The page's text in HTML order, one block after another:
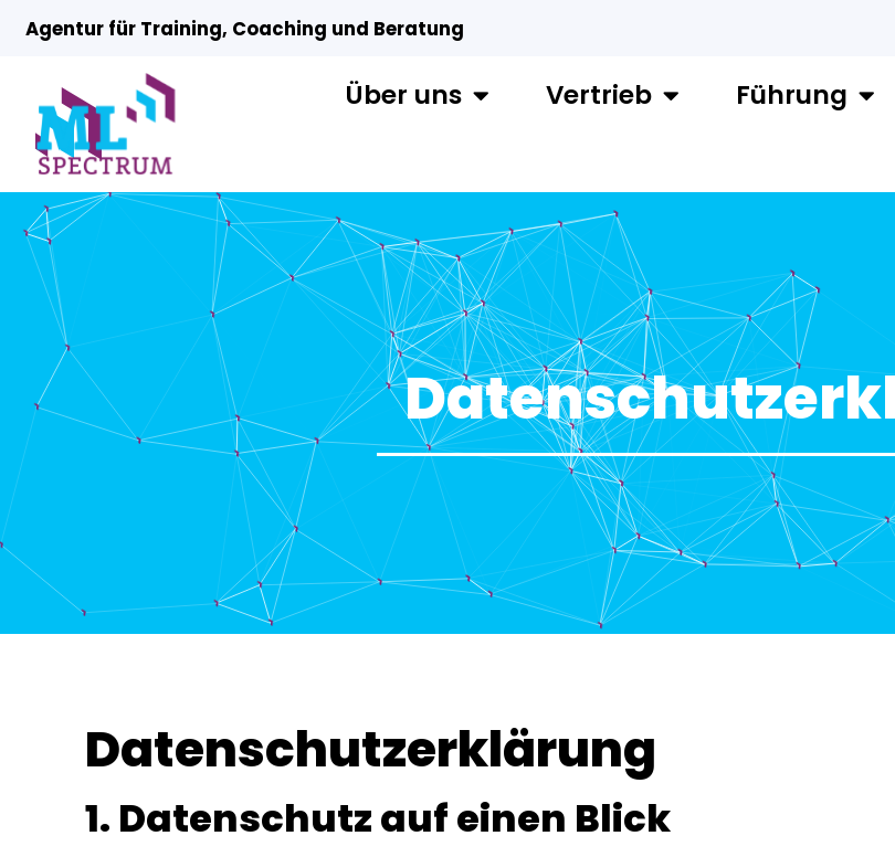
Agentur für Training, Coaching und Beratung
Über uns Vertrieb Führung
Datenschutz­erklärung
1. Datenschutz auf einen Blick